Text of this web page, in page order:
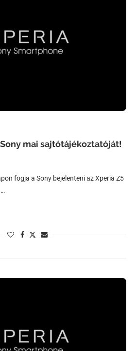
mai sajtótájékoztatóját!
fogja a Sony bejelenteni az Xperia Z5